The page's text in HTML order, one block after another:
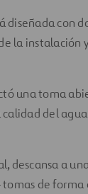
con
la instalación
una toma
del
descansa a
de